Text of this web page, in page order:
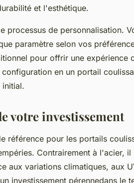
et l'esthétique.
processus de personnalisation.
paramètre selon vos
pour offrir une expérience
en un portail
initial.
votre investissement
référence pour les portails
Contrairement à l'acier,
aux variations climatiques, aux
investissement pérennedans le